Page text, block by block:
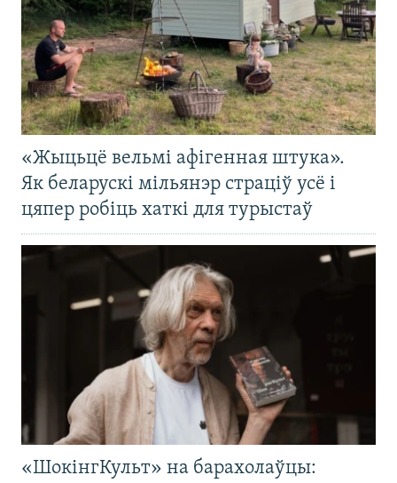
«Жыцьцё вельмі афігенная штука».
Як беларускі мільянэр страціў усё і
цяпер робіць хаткі для турыстаў
«ШокінгКульт» на барахолаўцы: